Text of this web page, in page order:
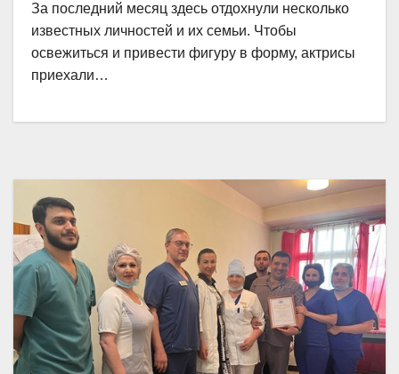
За последний месяц здесь отдохнули несколько
известных личностей и их семьи. Чтобы
освежиться и привести фигуру в форму, актрисы
приехали…